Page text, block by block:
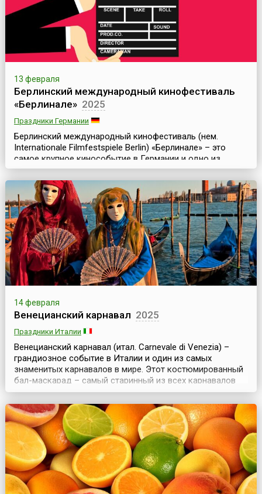
13 февраля
Берлинский международный кинофестиваль
«Берлинале» 2025
Праздники Германии
Берлинский международный кинофестиваль (нем.
Internationale Filmfestspiele Berlin) «Берлинале» – это
самое крупное кинособытие в Германии и одно из
важнейших в Европе. Фестиваль, начиная с 1951 года,
проводится в столице Германии ежегодно, он проходит
в феврале и длится 10 дней (до 1978 года проводился
летом).Наряду с Каннским, Венецианским и Московским
кинофестивалями, «Берлинале» также являе...
14 февраля
Венецианский карнавал 2025
Праздники Италии
Венецианский карнавал (итал. Carnevale di Venezia) –
грандиозное событие в Италии и один из самых
знаменитых карнавалов в мире. Этот костюмированный
бал-маскарад – самый старинный из всех карнавалов
планеты, ежегодно проходящий в Венеции.
Традиционный Венецианский карнавал продолжается
более двух недель – дата его открытия зависит от
начала католического Великого поста, а заканчивается
он нака...